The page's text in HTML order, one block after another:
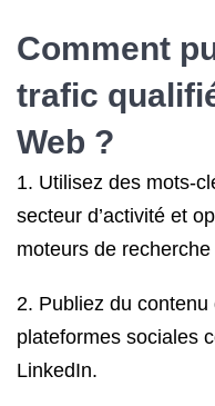
Comment
trafic
Web ?
1. Utilisez des mots-
secteur d’activité et
moteurs de
2. Publiez du
plateformes sociales
LinkedIn.